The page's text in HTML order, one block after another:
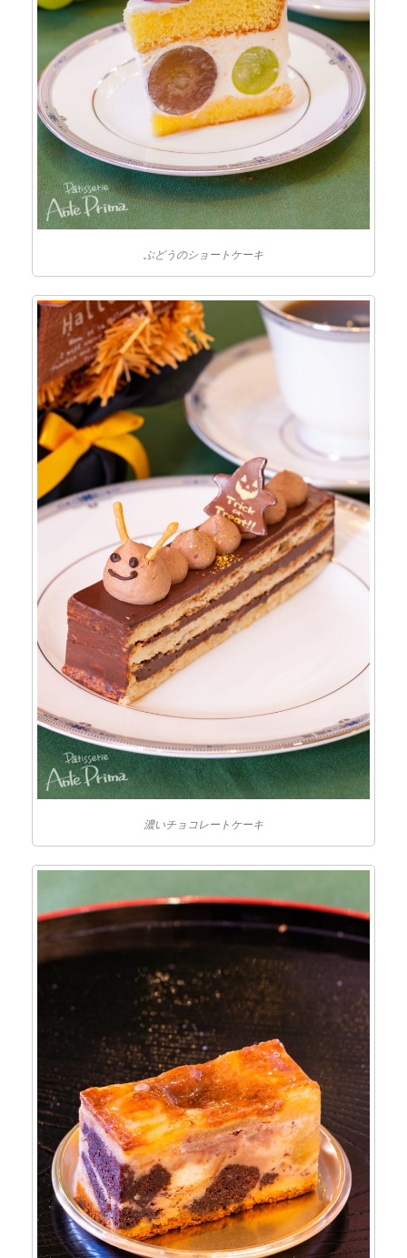
ぶどうのショートケーキ
濃いチョコレートケーキ